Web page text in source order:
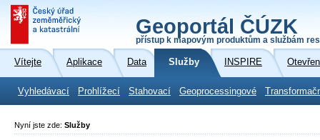
Geoportál ČÚZK
přístup k mapovým produktům a službám
Vítejte Aplikace Data Služby INSPIRE
Vyhledávací Prohlížecí Stahovací Geoprocessingové
Nyní jste zde: Služby